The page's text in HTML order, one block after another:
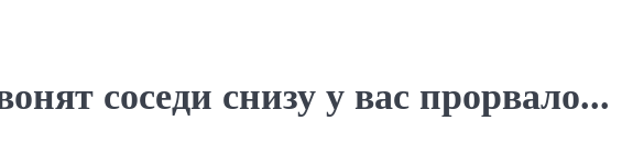
соседи снизу у вас прорвало...